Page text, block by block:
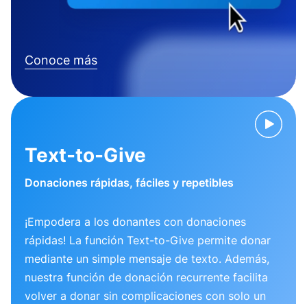
Conoce más
Text-to-Give
Donaciones rápidas, fáciles y repetibles
¡Empodera a los donantes con donaciones
rápidas! La función Text-to-Give permite donar
mediante un simple mensaje de texto. Además,
nuestra función de donación recurrente facilita
volver a donar sin complicaciones con solo un